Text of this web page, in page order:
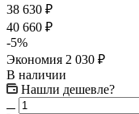
38 630 ₽
40 660 ₽
-5%
Экономия 2 030 ₽
В наличии
Нашли дешевле?